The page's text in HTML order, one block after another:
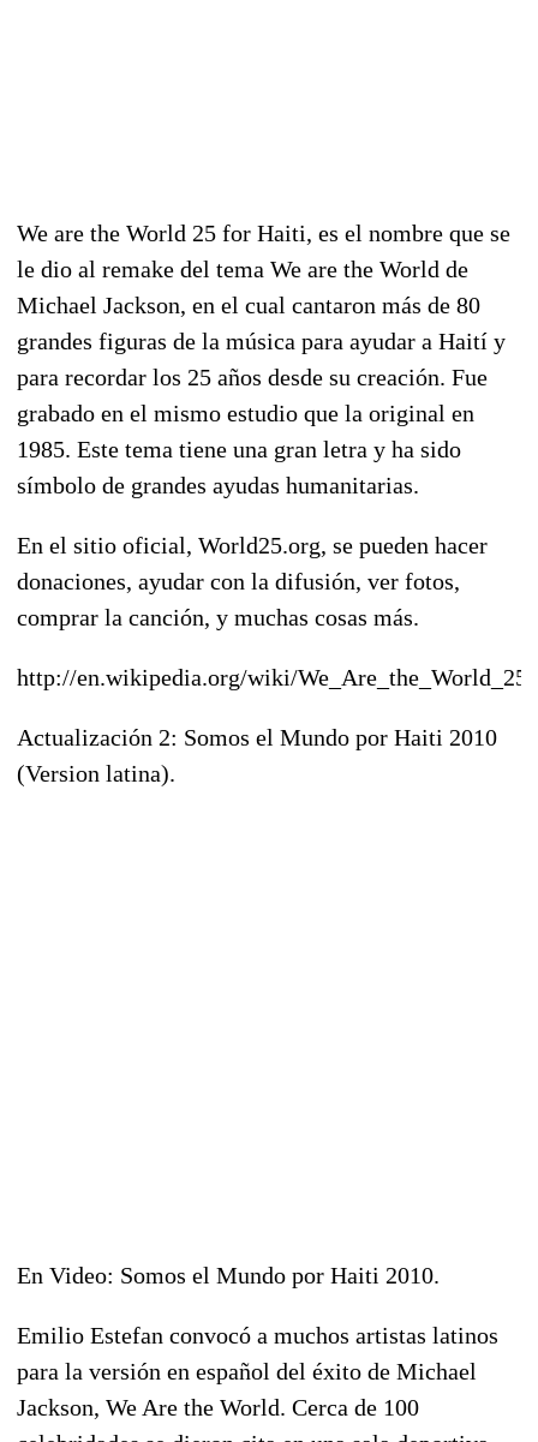
We are the World 25 for Haiti, es el nombre que se
le dio al remake del tema We are the World de
Michael Jackson, en el cual cantaron más de 80
grandes figuras de la música para ayudar a Haití y
para recordar los 25 años desde su creación. Fue
grabado en el mismo estudio que la original en
1985. Este tema tiene una gran letra y ha sido
símbolo de grandes ayudas humanitarias.
En el sitio oficial, World25.org, se pueden hacer
donaciones, ayudar con la difusión, ver fotos,
comprar la canción, y muchas cosas más.
http://en.wikipedia.org/wiki/
Actualización 2: Somos el Mundo por Haiti 2010
(Version latina).
En Video: Somos el Mundo por Haiti 2010.
Emilio Estefan convocó a muchos artistas latinos
para la versión en español del éxito de Michael
Jackson, We Are the World. Cerca de 100